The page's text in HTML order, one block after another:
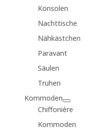
Konsolen
Nachttische
Nähkästchen
Paravant
Säulen
Truhen
Kommoden
Chiffonière
Kommoden